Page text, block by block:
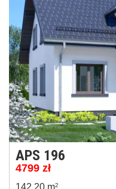
APS 196
4799 zł
142,20 m2